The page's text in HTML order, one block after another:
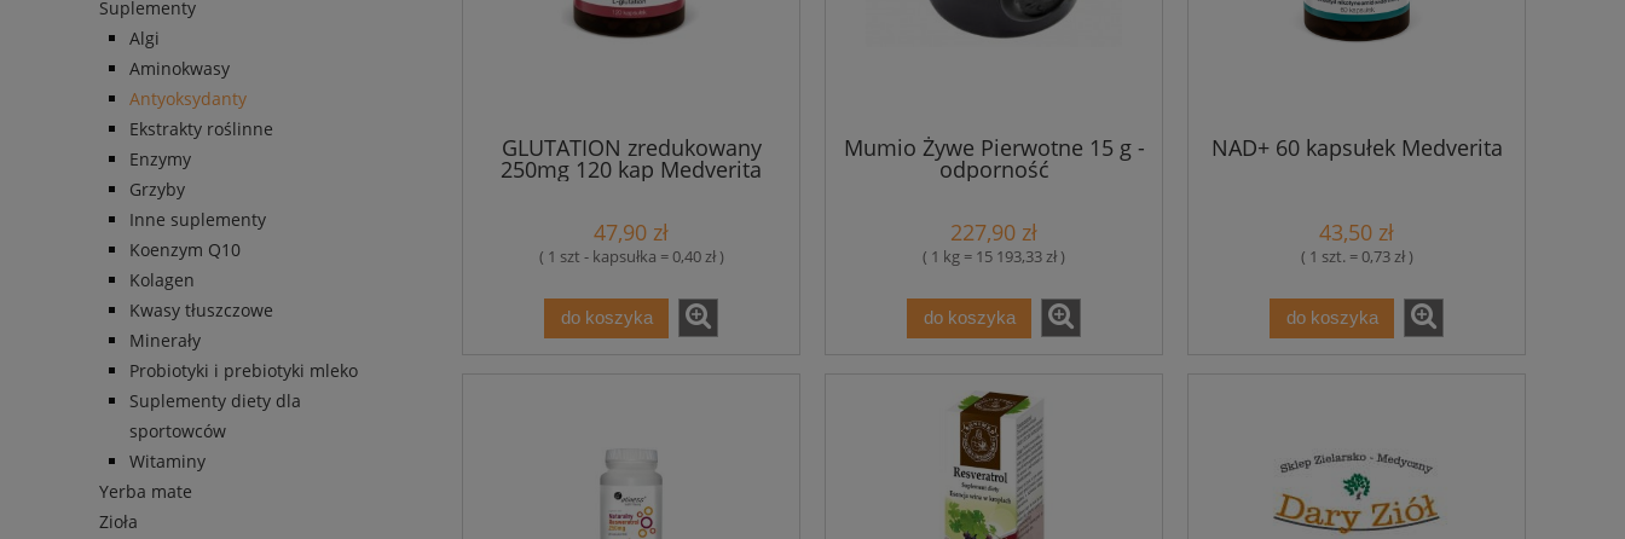
Suplementy
Algi
Aminokwasy
Antyoksydanty
Ekstrakty roślinne
Enzymy
Grzyby
Inne suplementy
Koenzym Q10
Kolagen
Kwasy tłuszczowe
Minerały
Probiotyki i prebiotyki mleko
Suplementy diety dla
sportowców
Witaminy
Yerba mate
Zioła
GLUTATION zredukowany
250mg 120 kap Medverita
47,90 zł
( 1 szt - kapsułka = 0,40 zł )
do koszyka
Mumio Żywe Pierwotne 15 g -
odporność
227,90 zł
( 1 kg = 15 193,33 zł )
do koszyka
NAD+ 60 kapsułek Medverita
43,50 zł
( 1 szt. = 0,73 zł )
do koszyka